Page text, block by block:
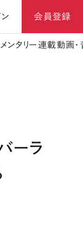
会員登録
ンタリー 連載動画
ーラ